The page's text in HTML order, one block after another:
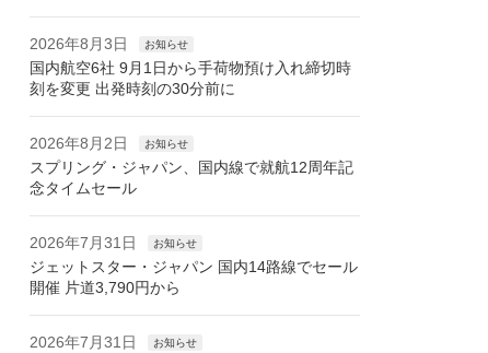
2026年8月3日 お知らせ
国内航空6社 9月1日から手荷物預け入れ締切時
刻を変更 出発時刻の30分前に
2026年8月2日 お知らせ
スプリング・ジャパン、国内線で就航12周年記
念タイムセール
2026年7月31日 お知らせ
ジェットスター・ジャパン 国内14路線でセール
開催 片道3,790円から
2026年7月31日 お知らせ